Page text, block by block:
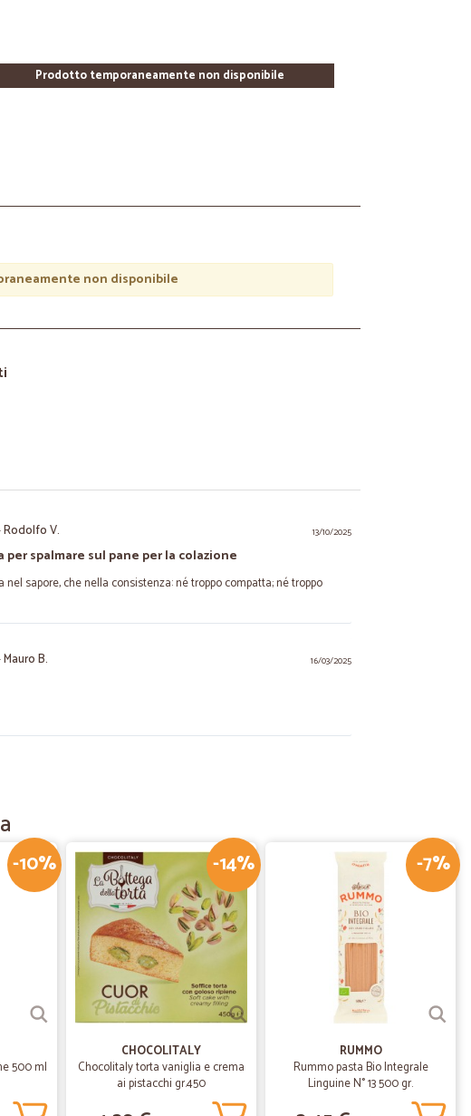
Prodotto temporaneamente non disponibile
non disponibile
13/10/2025
Rodolfo V.
spalmare sul pane per la colazione
nel sapore, che nella consistenza: né troppo compatta; né troppo
16/03/2025
Mauro B.
e sono velocissimi!
Paola C.
09/07/2020
meraviglioso.
Viviamo in una piccola città italiana in campagna. Abbiamo
mai trovato questo servizio conveniente. Grazie, grazie!
super veloce! È stata una transazione regolare,
a utilizzare il servizio! Grazie!
-10%
500 ml
-14%
CHOCOLITALY
Chocolitaly torta vaniglia e crema
ai pistacchi gr.450
-7%
RUMMO
Rummo pasta Bio Integrale
Linguine N° 13 500 gr.